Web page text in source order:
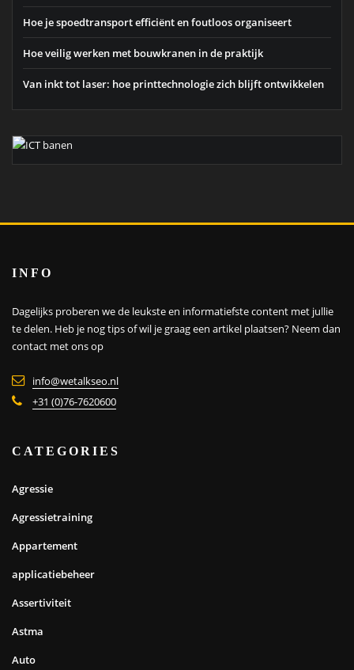
Hoe je spoedtransport efficiënt en foutloos organiseert
Hoe veilig werken met bouwkranen in de praktijk
Van inkt tot laser: hoe printtechnologie zich blijft ontwikkelen
INFO
Dagelijks proberen we de leukste en informatiefste content met jullie
te delen. Heb je nog tips of wil je graag een artikel plaatsen? Neem dan
contact met ons op
info@wetalkseo.nl
+31 (0)76-7620600
CATEGORIES
Agressie
Agressietraining
Appartement
applicatiebeheer
Assertiviteit
Astma
Auto